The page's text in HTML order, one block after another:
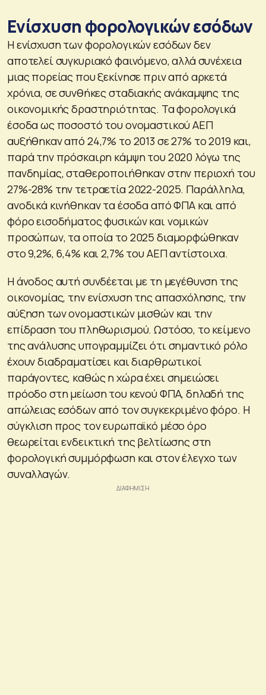
Ενίσχυση φορολογικών εσόδων
Η ενίσχυση των φορολογικών εσόδων δεν
αποτελεί συγκυριακό φαινόμενο, αλλά συνέχεια
μιας πορείας που ξεκίνησε πριν από αρκετά
χρόνια, σε συνθήκες σταδιακής ανάκαμψης της
οικονομικής δραστηριότητας. Τα φορολογικά
έσοδα ως ποσοστό του ονομαστικού ΑΕΠ
αυξήθηκαν από 24,7% το 2013 σε 27% το 2019 και,
παρά την πρόσκαιρη κάμψη του 2020 λόγω της
πανδημίας, σταθεροποιήθηκαν στην περιοχή του
27%-28% την τετραετία 2022-2025. Παράλληλα,
ανοδικά κινήθηκαν τα έσοδα από ΦΠΑ και από
φόρο εισοδήματος φυσικών και νομικών
προσώπων, τα οποία το 2025 διαμορφώθηκαν
στο 9,2%, 6,4% και 2,7% του ΑΕΠ αντίστοιχα.
Η άνοδος αυτή συνδέεται με τη μεγέθυνση της
οικονομίας, την ενίσχυση της απασχόλησης, την
αύξηση των ονομαστικών μισθών και την
επίδραση του πληθωρισμού. Ωστόσο, το κείμενο
της ανάλυσης υπογραμμίζει ότι σημαντικό ρόλο
έχουν διαδραματίσει και διαρθρωτικοί
παράγοντες, καθώς η χώρα έχει σημειώσει
πρόοδο στη μείωση του κενού ΦΠΑ, δηλαδή της
απώλειας εσόδων από τον συγκεκριμένο φόρο. Η
σύγκλιση προς τον ευρωπαϊκό μέσο όρο
θεωρείται ενδεικτική της βελτίωσης στη
φορολογική συμμόρφωση και στον έλεγχο των
συναλλαγών.